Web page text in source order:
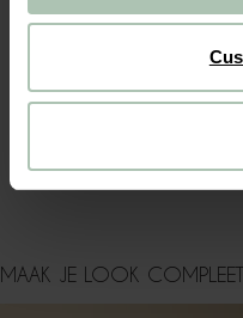
WASVOORSCHRIFT
MAAK JE LOOK COMPLEET